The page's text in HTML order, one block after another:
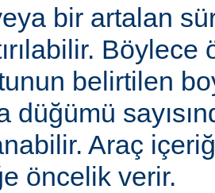
bir artalan
belirtilen
düğümü
Araç
öncelik verir.